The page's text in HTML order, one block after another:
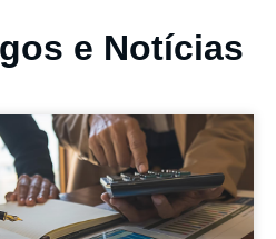
e Notícias